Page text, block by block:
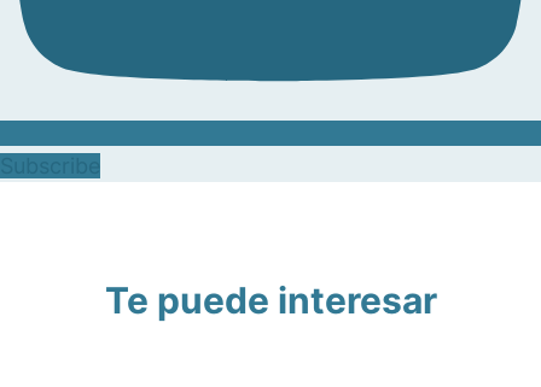
Te puede interesar